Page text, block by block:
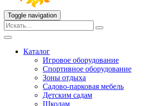
Информационные стойки
Ограждения
Безопасные покрытия
Игровые комплексы от 5 до 12 лет
Горки
Игровые элементы
Качели балансирные
Качалки на пружине
Качели
Toggle navigation
Каталог
Игровое оборудование
Спортивное оборудование
Зоны отдыха
Садово-парковая мебель
Детским садам
Школам